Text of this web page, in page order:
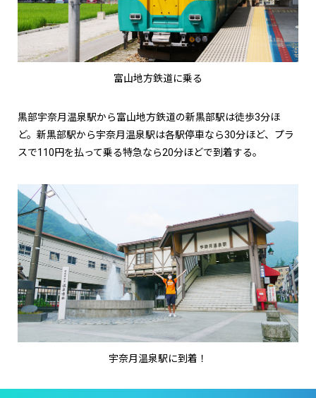
富山地方鉄道に乗る
黒部宇奈月温泉駅から富山地方鉄道の新黒部駅は徒歩3分ほ
ど。新黒部駅から宇奈月温泉駅は各駅停車なら30分ほど、プラ
スで110円を払って乗る特急なら20分ほどで到着する。
宇奈月温泉駅に到着！